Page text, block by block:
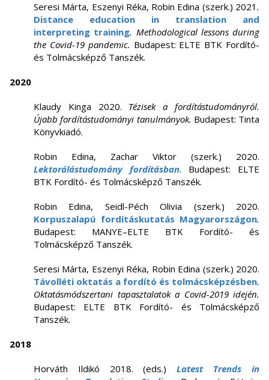
Seresi Márta, Eszenyi Réka, Robin Edina (szerk.) 2021 .
Distance education in translation and
interpreting training. Methodological lessons during
the Covid-19 pandemic. Budapest: ELTE BTK Fordító-
és Tolmácsképző Tanszék.
2020
Klaudy Kinga 2020. Tézisek a fordítástudományról.
Újabb fordítástudományi tanulmányok. Budapest: Tinta
Könyvkiadó.
Robin Edina, Zachar Viktor (szerk.) 2020.
Lektorálástudomány fordításban. Budapest: ELTE
BTK Fordító- és Tolmácsképző Tanszék.
Robin Edina, Seidl-Péch Olivia (szerk.) 2020.
Korpuszalapú fordításkutatás Magyarországon.
Budapest: MANYE–ELTE BTK Fordító- és
Tolmácsképző Tanszék.
Seresi Márta, Eszenyi Réka, Robin Edina (szerk.) 2020.
Távolléti oktatás a fordító és tolmácsképzésben.
Oktatásmódszertani tapasztalatok a Covid-2019 idején.
Budapest: ELTE BTK Fordító- és Tolmácsképző
Tanszék.
2018
Horváth Ildikó 2018. (eds.)Latest Trends in